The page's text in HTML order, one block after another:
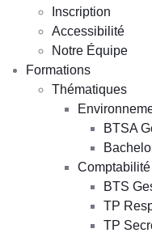
Inscription
Accessibilité
Notre Équipe
Formations
Thématiques
BTSA
BTS
TP
TP